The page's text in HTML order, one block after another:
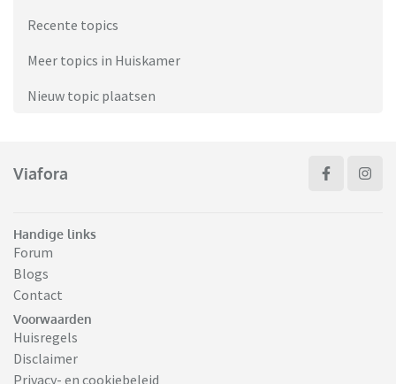
Recente topics
Meer topics in Huiskamer
Nieuw topic plaatsen
Viafora
Handige links
Forum
Blogs
Contact
Voorwaarden
Huisregels
Disclaimer
Privacy- en cookiebeleid